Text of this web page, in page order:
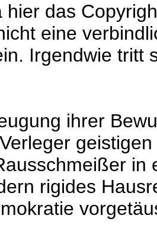
hier das
eine
Irgendwie tritt
ihrer
in
rigides